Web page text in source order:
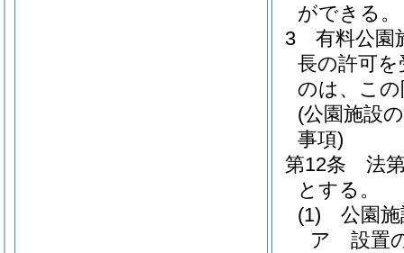
ができる。
3
有料公園
長の許可
のは、こ
(公園施設
事項)
第12条
法
とする。
(1)
公園
ア
設置